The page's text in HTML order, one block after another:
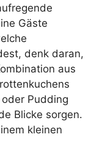
Gäste
denk daran,
aus
Pudding
Blicke sorgen.
kleinen